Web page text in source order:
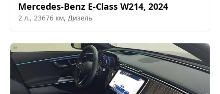
Mercedes-Benz E-Class W214, 2024
2 л., 23676 км, Дизель